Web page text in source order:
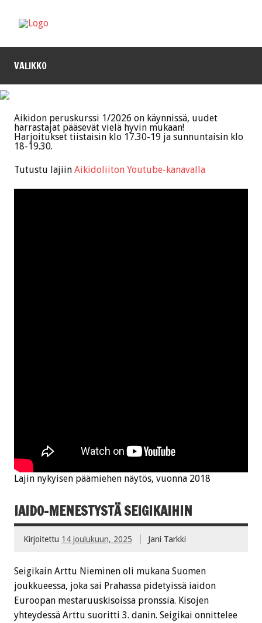
VALIKKO
Aikidon peruskurssi 1/2026 on käynnissä, uudet
harrastajat pääsevät vielä hyvin mukaan!
Harjoitukset tiistaisin klo 17.30-19 ja sunnuntaisin klo
18-19.30.
Tutustu lajiin Aikidoliiton Youtube-kanavalla
Lajin nykyisen päämiehen näytös, vuonna 2018
IAIDO-MENESTYSTÄ SEIGIKAIHIN
Kirjoitettu 14 joulukuun, 2025 Jani Tarkki
Seigikain Arttu Nieminen oli mukana Suomen
joukkueessa, joka sai Prahassa pidetyissä iaidon
Euroopan mestaruuskisoissa pronssia. Kisojen
yhteydessä Arttu suoritti 3. danin. Seigikai onnittelee